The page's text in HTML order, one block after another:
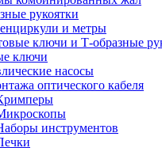
рукоятки
и метры
ключи и Т-образные
ключи
насосы
оптического кабеля
инструментов